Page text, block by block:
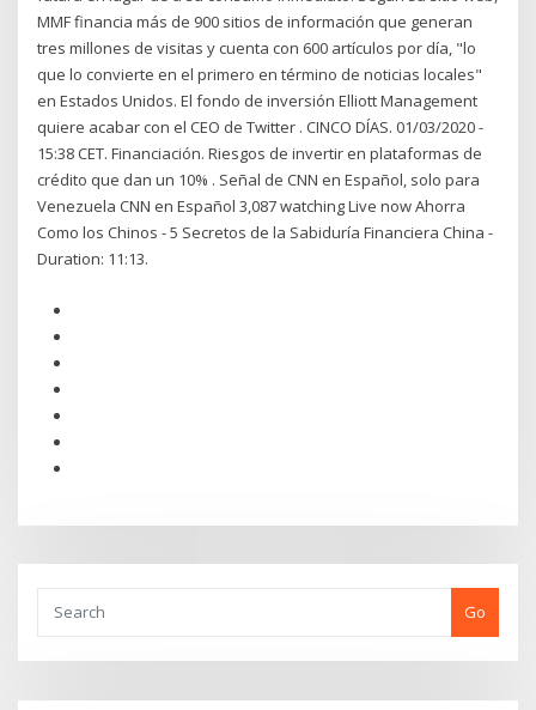
MMF financia más de 900 sitios de información que generan
tres millones de visitas y cuenta con 600 artículos por día, "lo
que lo convierte en el primero en término de noticias locales"
en Estados Unidos. El fondo de inversión Elliott Management
quiere acabar con el CEO de Twitter . CINCO DÍAS. 01/03/2020 -
15:38 CET. Financiación. Riesgos de invertir en plataformas de
crédito que dan un 10% . Señal de CNN en Español, solo para
Venezuela CNN en Español 3,087 watching Live now Ahorra
Como los Chinos - 5 Secretos de la Sabiduría Financiera China -
Duration: 11:13.
Go